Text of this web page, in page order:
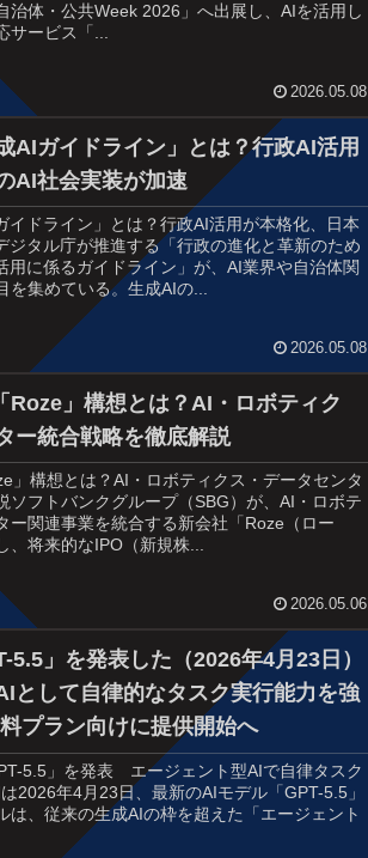
治体・公共Week 2026」へ出展し、AIを活用し
サービス「...
2026.05.08
AIガイドライン」とは？行政AI活用
AI社会実装が加速
イドライン」とは？行政AI活用が本格化、日本
ジタル庁が推進する「行政の進化と革新のため
用に係るガイドライン」が、AI業界や自治体関
を集めている。生成AIの...
2026.05.08
Roze」構想とは？AI・ロボティク
ー統合戦略を徹底解説
」構想とは？AI・ロボティクス・データセンタ
ソフトバンクグループ（SBG）が、AI・ロボテ
ー関連事業を統合する新会社「Roze（ロー
、将来的なIPO（新規株...
2026.05.06
5.5」を発表した（2026年4月23日）
として自律的なタスク実行能力を強
プラン向けに提供開始へ
5.5」を発表 エージェント型AIで自律タスク
2026年4月23日、最新のAIモデル「GPT-5.5」
は、従来の生成AIの枠を超えた「エージェント